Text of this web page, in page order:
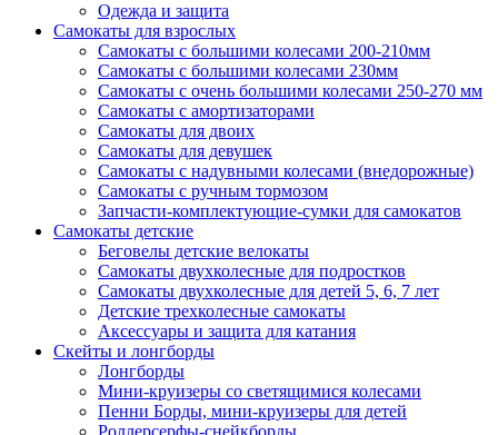
Одежда и защита
Самокаты для взрослых
Самокаты с большими колесами 200-210мм
Самокаты с большими колесами 230мм
Самокаты с очень большими колесами 250-270 мм
Самокаты с амортизаторами
Самокаты для двоих
Самокаты для девушек
Самокаты с надувными колесами (внедорожные)
Самокаты с ручным тормозом
Запчасти-комплектующие-сумки для самокатов
Самокаты детские
Беговелы детские велокаты
Самокаты двухколесные для подростков
Самокаты двухколесные для детей 5, 6, 7 лет
Детские трехколесные самокаты
Аксессуары и защита для катания
Cкейты и лонгборды
Лонгборды
Мини-круизеры со светящимися колесами
Пенни Борды, мини-круизеры для детей
Роллерсерфы-снейкборды